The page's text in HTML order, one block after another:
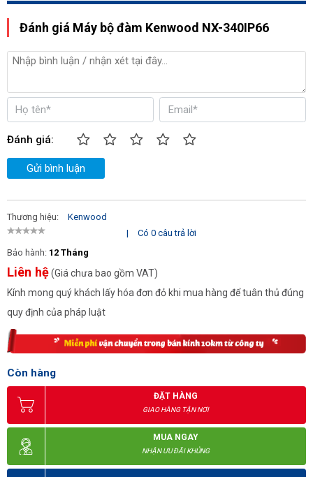
Đánh giá Máy bộ đàm Kenwood NX-340IP66
Đánh giá:
Gửi bình luận
Thương hiệu:
Kenwood
|
Có 0 câu trả lời
Bảo hành: 12 Tháng
Liên hệ(Giá chưa bao gồm VAT)
Kính mong quý khách lấy hóa đơn đỏ khi mua hàng để tuân thủ đúng
quy định của pháp luật
Còn hàng
ĐẶT HÀNG
GIAO HÀNG TẬN NƠI
MUA NGAY
NHẬN ƯU ĐÃI KHỦNG